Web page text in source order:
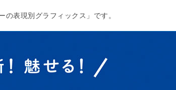
表現別グラフィックス」です。